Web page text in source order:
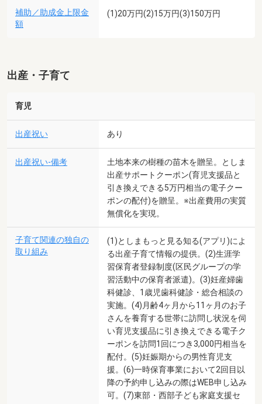
補助／助成金上限金
額
(1)20万円(2)15万円(3)150万円
出産・子育て
育児
出産祝い あり
出産祝い-備考
土地本来の樹種の苗木を贈呈。としま
出産サポートクーポン(育児支援品と
引き換えできる5万円相当の電子クー
ポンの配付)を贈呈。※出産費用の実質
無償化を実現。
子育て関連の独自の
取り組み
(1)としまもっと見る知る(アプリ)によ
る出産子育て情報の提供。(2)生涯学
習保育者登録制度(区民グループの学
習活動中の保育者派遣)。(3)妊産婦歯
科健診、1歳児歯科健診・総合相談の
実施。(4)月齢4ヶ月から11ヶ月のお子
さんを養育する世帯に訪問し状況を伺
い育児支援品に引き換えできる電子ク
ーポンを訪問1回につき3,000円相当を
配付。(5)妊娠期からの男性育児支
援。(6)一時保育事業において2回目以
降の予約申し込みの際はWEB申し込み
可。(7)東部・西部子ども家庭支援セ